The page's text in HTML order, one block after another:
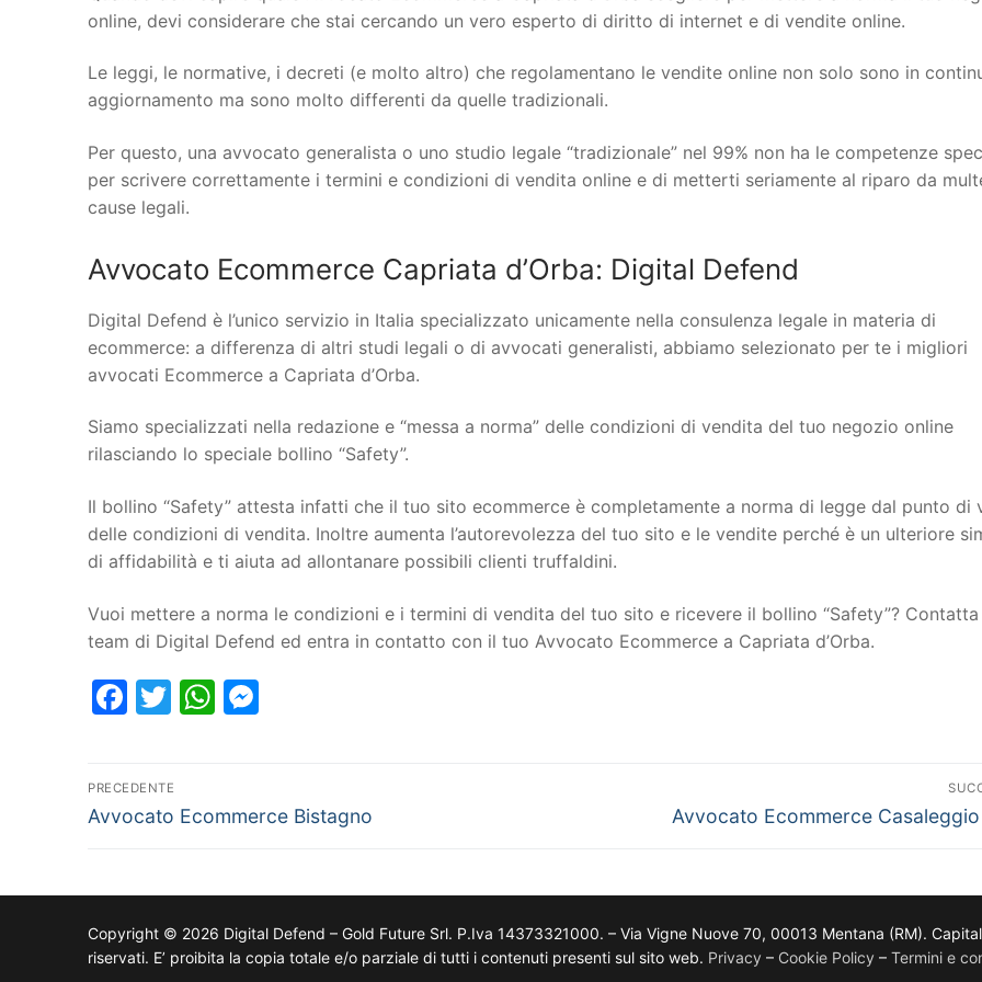
online, devi considerare che stai cercando un vero esperto di diritto di internet e di vendite online.
Le leggi, le normative, i decreti (e molto altro) che regolamentano le vendite online non solo sono in
aggiornamento ma sono molto differenti da quelle tradizionali.
Per questo, una avvocato generalista o uno studio legale “tradizionale” nel 99% non ha le competenze
per scrivere correttamente i termini e condizioni di vendita online e di metterti seriamente al riparo da
cause legali.
Avvocato Ecommerce Capriata d’Orba: Digital Defend
Digital Defend è l’unico servizio in Italia specializzato unicamente nella consulenza legale in materia di
ecommerce: a differenza di altri studi legali o di avvocati generalisti, abbiamo selezionato per te i migliori
avvocati Ecommerce a Capriata d’Orba.
Siamo specializzati nella redazione e “messa a norma” delle condizioni di vendita del tuo negozio online
rilasciando lo speciale bollino “Safety”.
Il bollino “Safety” attesta infatti che il tuo sito ecommerce è completamente a norma di legge dal punto di
delle condizioni di vendita. Inoltre aumenta l’autorevolezza del tuo sito e le vendite perché è un ulteriore
di affidabilità e ti aiuta ad allontanare possibili clienti truffaldini.
Vuoi mettere a norma le condizioni e i termini di vendita del tuo sito e ricevere il bollino “Safety”? Contatta
team di Digital Defend ed entra in contatto con il tuo Avvocato Ecommerce a Capriata d’Orba.
Facebook
TwitterWhatsApp
PRECEDENTE
Avvocato Ecommerce Bistagno Avvocato Ecommerce
Copyright © 2026 Digital Defend – Gold Future Srl. P.Iva 14373321000. – Via Vigne Nuove 70, 00013 Mentana (RM).
riservati. E’ proibita la copia totale e/o parziale di tutti i contenuti presenti sul sito web. Privacy – Cookie Policy – Termini e